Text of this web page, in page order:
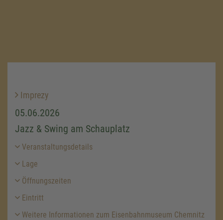
Imprezy
05.06.2026
Jazz & Swing am Schauplatz
Veranstaltungsdetails
Lage
Öffnungszeiten
Eintritt
Weitere Informationen zum Eisenbahnmuseum Chemnitz